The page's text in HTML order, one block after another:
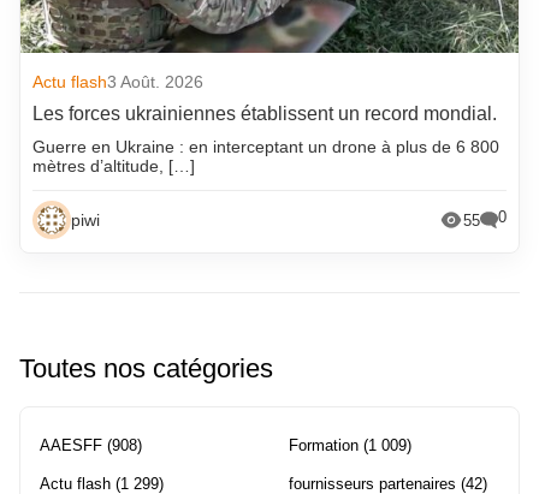
Actu flash3 Août. 2026
Les forces ukrainiennes établissent un record mondial.
Guerre en Ukraine : en interceptant un drone à plus de 6 800
mètres d’altitude, […]
piwi 55 0
Toutes nos catégories
AAESFF (908)
Actu flash (1 299)
Formation (1 009)
fournisseurs partenaires (42)